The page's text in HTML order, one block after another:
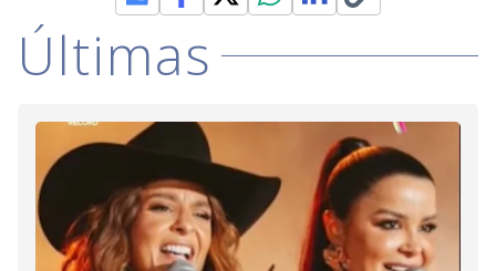
Últimas